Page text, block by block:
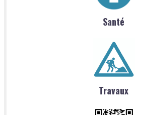
Santé
Travaux